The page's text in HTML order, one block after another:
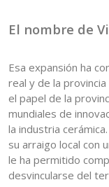
El nombre de
Esa expansión ha
real y de la
el papel de la
mundiales de
la industria
su arraigo local con
le ha permitido
desvincularse del